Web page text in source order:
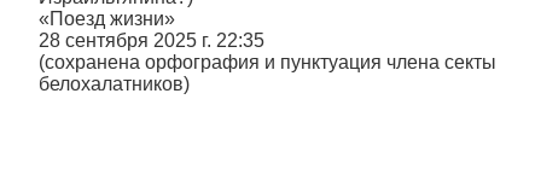
«Поезд жизни»
28 сентября 2025 г. 22:35
(сохранена орфография и пунктуация члена секты
белохалатников)